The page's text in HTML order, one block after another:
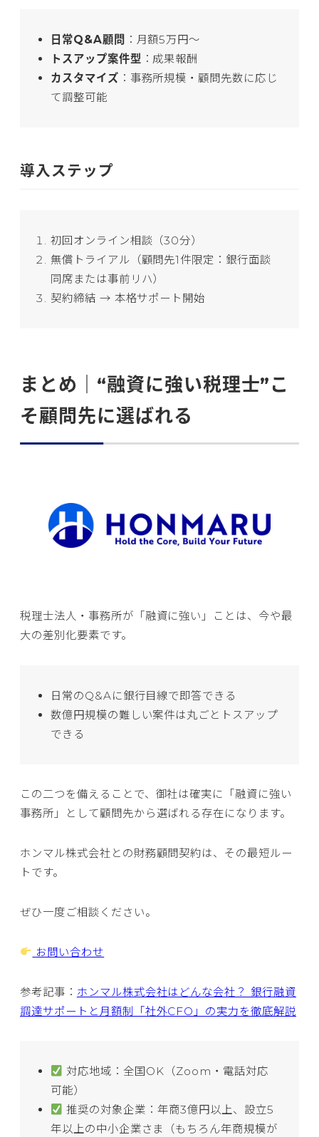
日常Q&A顧問 ：月額5万円〜
トスアップ案件型 ：成果報酬
カスタマイズ ：事務所規模・顧問先数に応じ
て調整可能
導入ステップ
初回オンライン相談（30分）
無償トライアル（顧問先1件限定：銀行面談
同席または事前リハ）
契約締結 → 本格サポート開始
まとめ｜“融資に強い税理士”こ
そ顧問先に選ばれる
税理士法人・事務所が「融資に強い」ことは、今や最
大の差別化要素です。
日常のQ&Aに銀行目線で即答できる
数億円規模の難しい案件は丸ごとトスアップ
できる
この二つを備えることで、御社は確実に「融資に強い
事務所」として顧問先から選ばれる存在になります。
ホンマル株式会社との財務顧問契約は、その最短ルー
トです。
ぜひ一度ご相談ください。
お問い合わせ
参考記事： ホンマル株式会社はどんな会社？ 銀行融資
調達サポートと月額制「社外CFO」の実力を徹底解説
対応地域：全国OK（Zoom・電話対応
可能）
推奨の対象企業：年商3億円以上、設立5
年以上の中小企業さま（もちろん年商規模が